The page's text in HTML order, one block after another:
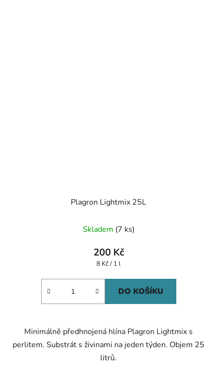
Plagron Lightmix 25L
Skladem (7 ks)
200 Kč
Měrná
8 Kč / 1 l
DO KOŠÍKU
Minimálně předhnojená hlína Plagron Lightmix s
perlitem. Substrát s živinami na jeden týden. Objem 25
litrů.